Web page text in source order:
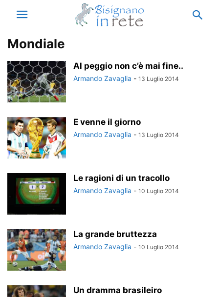
Mondiale
Al peggio non c’è mai fine..
Armando Zavaglia - 13 Luglio 2014
E venne il giorno
Armando Zavaglia - 13 Luglio 2014
Le ragioni di un tracollo
Armando Zavaglia - 10 Luglio 2014
La grande bruttezza
Armando Zavaglia - 10 Luglio 2014
Un dramma brasileiro